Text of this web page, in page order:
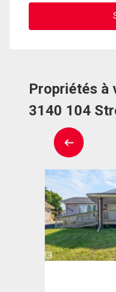
Propriétés à
3140 104